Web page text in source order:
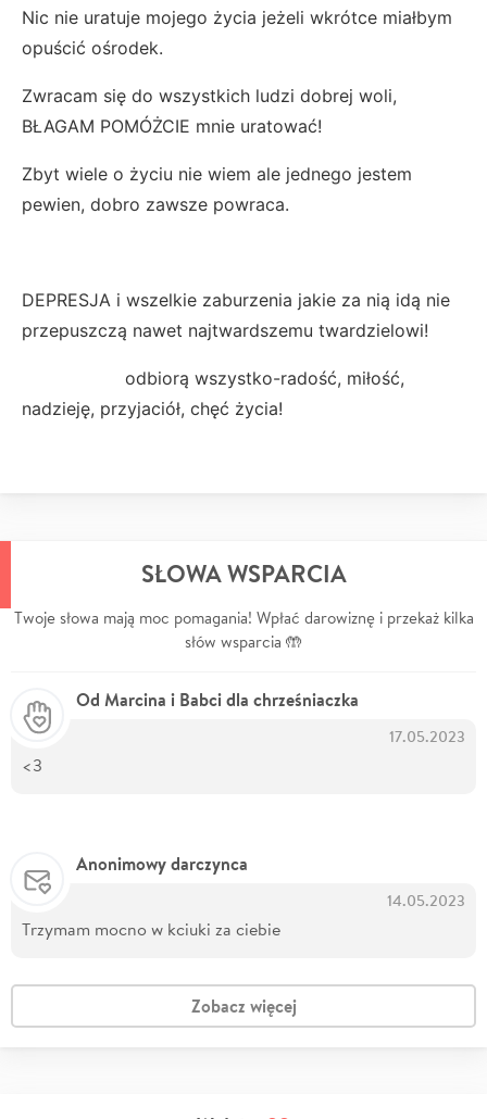
Nic nie uratuje mojego życia jeżeli wkrótce miałbym
opuścić ośrodek.
Zwracam się do wszystkich ludzi dobrej woli,
BŁAGAM POMÓŻCIE mnie uratować!
Zbyt wiele o życiu nie wiem ale jednego jestem
pewien, dobro zawsze powraca.
DEPRESJA i wszelkie zaburzenia jakie za nią idą nie
przepuszczą nawet najtwardszemu twardzielowi!
odbiorą wszystko-radość, miłość,
nadzieję, przyjaciół, chęć życia!
SŁOWA WSPARCIA
Twoje słowa mają moc pomagania! Wpłać darowiznę i przekaż kilka
słów wsparcia 🤲
Od Marcina i Babci dla chrześniaczka
17.05.2023
<3
Anonimowy darczynca
14.05.2023
Trzymam mocno w kciuki za ciebie
Zobacz więcej